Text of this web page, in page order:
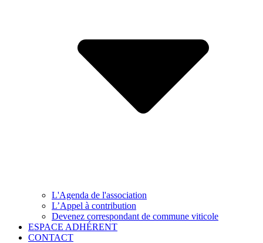
L'Agenda de l'association
L’Appel à contribution
Devenez correspondant de commune viticole
ESPACE ADHÉRENT
CONTACT